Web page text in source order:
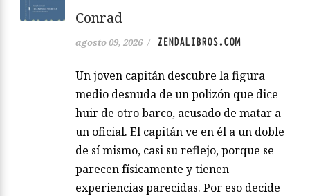
Conrad
agosto 09, 2026 / ZENDALIBROS.COM
Un joven capitán descubre la figura
medio desnuda de un polizón que dice
huir de otro barco, acusado de matar a
un oficial. El capitán ve en él a un doble
de sí mismo, casi su reflejo, porque se
parecen físicamente y tienen
experiencias parecidas. Por eso decide